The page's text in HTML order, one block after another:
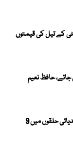
مٹی کے تیل کی قیمتوں
لیٹر کی جائے، حافظ نعیم
الیکشن کمیشن نے بلوچستان کے 4 بلدیاتی حلقوں میں 9